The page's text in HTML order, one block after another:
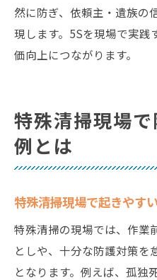
然に防ぎ、依頼主・遺族の
現します。5Sを現場で実
価向上につながります。
特殊清掃現場
例とは
特殊清掃現場で起きやす
特殊清掃の現場では、作業
としや、十分な防護対策を
となります。例えば、孤独